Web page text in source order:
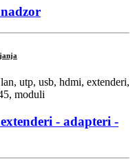
- adapteri -